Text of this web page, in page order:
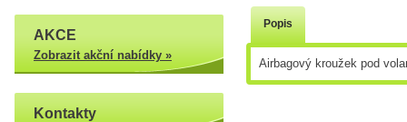
AKCE
Zobrazit akční nabídky »
Kontakty
Popis
Airbagový kroužek pod